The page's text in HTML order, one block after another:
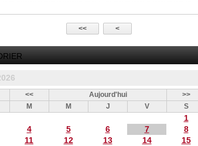
<< <
<< Aujourd'hui >>
M M J V S
1
4 5 6 7 8
11 12 13 14 15